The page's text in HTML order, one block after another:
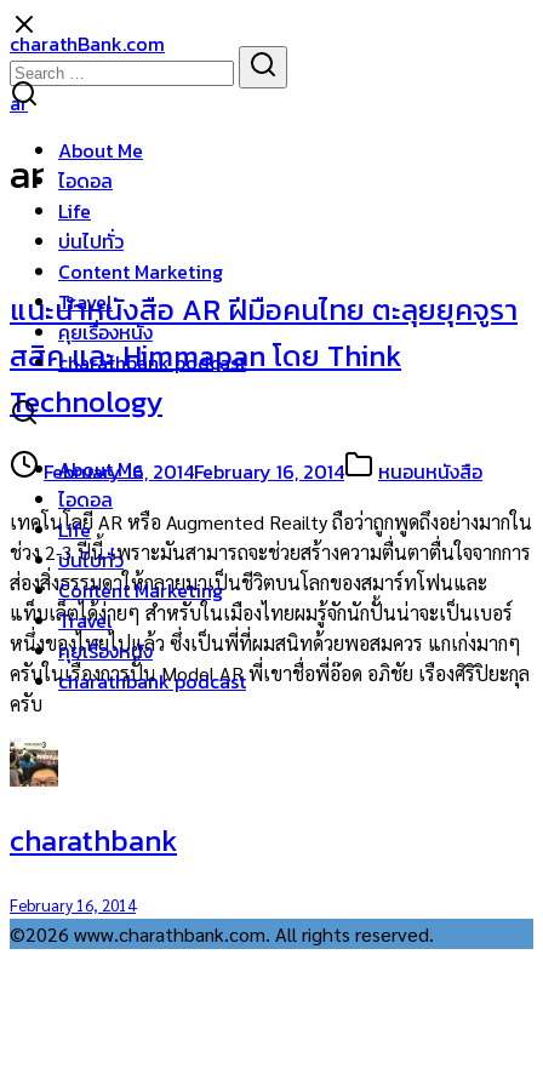
Skip
to
content
charathBank.com
About Me
ไอดอล
Life
บ่นไปทั่ว
Content Marketing
Travel
คุยเรื่องหนัง
charathbank podcast
About Me
ไอดอล
Life
บ่นไปทั่ว
Content Marketing
Travel
คุยเรื่องหนัง
charathbank podcast
Search
for:
ar
ar
แนะนำหนังสือ AR ฝีมือคนไทย ตะลุยยุคจูรา
สสิค และ Himmapan โดย Think
Technology
February 16, 2014February 16, 2014 หนอนหนังสือ
เทคโนโลยี AR หรือ Augmented Reailty ถือว่าถูกพูดถึงอย่างมากใน
ช่วง 2-3 ปีนี้ เพราะมันสามารถจะช่วยสร้างความตื่นตาตื่นใจจากการ
ส่องสิ่งธรรมดาให้กลายมาเป็นชีวิตบนโลกของสมาร์ทโฟนและ
แท็บเล็ตได้ง่ายๆ สำหรับในเมืองไทยผมรู้จักนักปั้นน่าจะเป็นเบอร์
หนึ่งของไทยไปแล้ว ซึ่งเป็นพี่ที่ผมสนิทด้วยพอสมควร แกเก่งมากๆ
ครับในเรื่องการปั้น Model AR พี่เขาชื่อพี่อ๊อด อภิชัย เรืองศิริปิยะกุล
ครับ
charathbank
February 16, 2014
©2026 www.charathbank.com. All rights reserved.